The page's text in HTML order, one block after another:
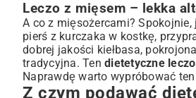
Leczo z mięsem – lekka
A co z mięsożercami?
pierś z kurczaka w kostkę,
dobrej jakości kiełbasa,
tradycyjna. Ten dietetyczne
Naprawdę warto wypróbować ten
Z czym podawać